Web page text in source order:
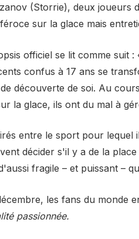
(Storrie), deux joueurs
sur la glace mais
officiel se lit comme suit
confus à 17 ans se
découverte de soi. Au
la glace, ils ont du mal à
entre le sport pour
décider s'il y a de la
fragile – et puissant –
les fans du monde
passionnée.